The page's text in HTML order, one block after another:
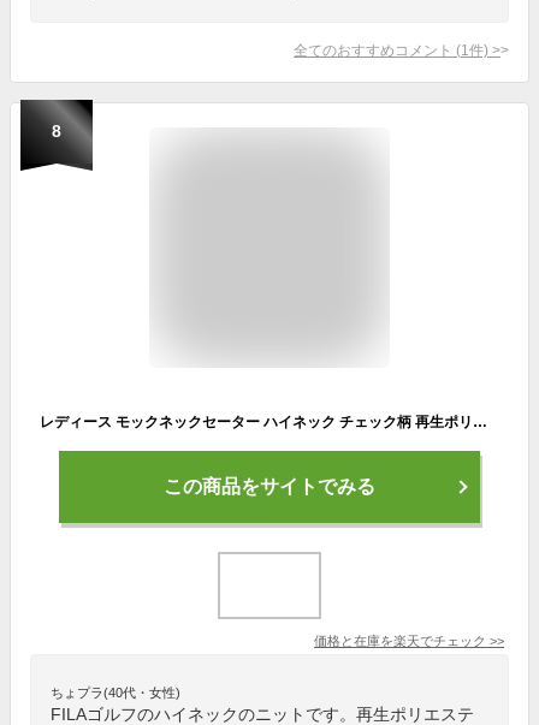
全てのおすすめコメント (1 件) >
8
レディース モックネックセーター ハイネック チェック柄 再生ポリエステルニット サスティナブル フロントロゴ ジャガード トップス プルオーバー レトロ ゴルフウェア セットアップ FILA GOLF フィラゴルフ M L LL 792701 秋 冬
この商品をサイトでみる
価格と在庫を楽天でチェック >>
ちょプラ(40代・女性)
FILAゴルフのハイネックのニットです。再生ポリエステ